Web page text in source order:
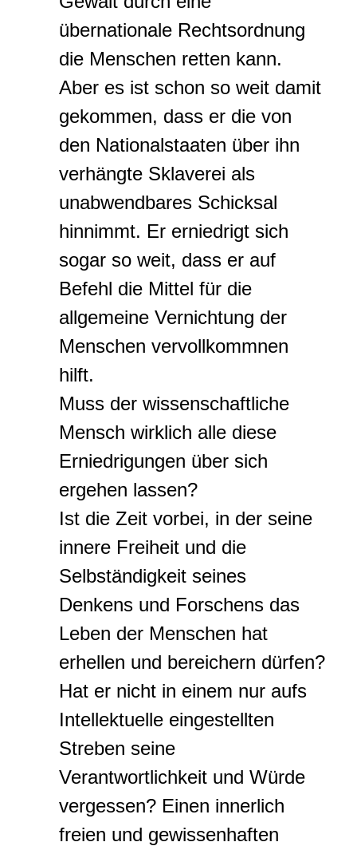
übernationale Rechtsordnung
die Menschen retten kann.
Aber es ist schon so weit damit
gekommen, dass er die von
den Nationalstaaten über ihn
verhängte Sklaverei als
unabwendbares Schicksal
hinnimmt. Er erniedrigt sich
sogar so weit, dass er auf
Befehl die Mittel für die
allgemeine Vernichtung der
Menschen vervollkommnen
hilft.
Muss der wissenschaftliche
Mensch wirklich alle diese
Erniedrigungen über sich
ergehen lassen?
Ist die Zeit vorbei, in der seine
innere Freiheit und die
Selbständigkeit seines
Denkens und Forschens das
Leben der Menschen hat
erhellen und bereichern dürfen?
Hat er nicht in einem nur aufs
Intellektuelle eingestellten
Streben seine
Verantwortlichkeit und Würde
vergessen? Einen innerlich
freien und gewissenhaften